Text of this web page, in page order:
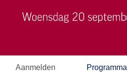
Aanmelden Programma